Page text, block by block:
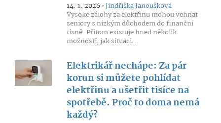
14. 1. 2026 •Jindřiška Janoušková
Vysoké zálohy za elektřinu mohou vehnat
seniory s nízkým důchodem do finanční
tísně. Přitom existuje hned několik
možností, jak situaci...
Elektrikář nechápe: Za pár
korun si můžete pohlídat
elektřinu a ušetřit tisíce na
spotřebě. Proč to doma nemá
každý?